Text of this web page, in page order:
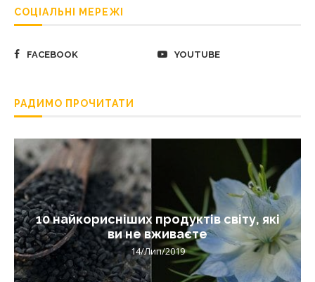
СОЦІАЛЬНІ МЕРЕЖІ
FACEBOOK YOUTUBE
РАДИМО ПРОЧИТАТИ
10 найкорисніших продуктів світу, які
ви не вживаєте
14/Лип/2019